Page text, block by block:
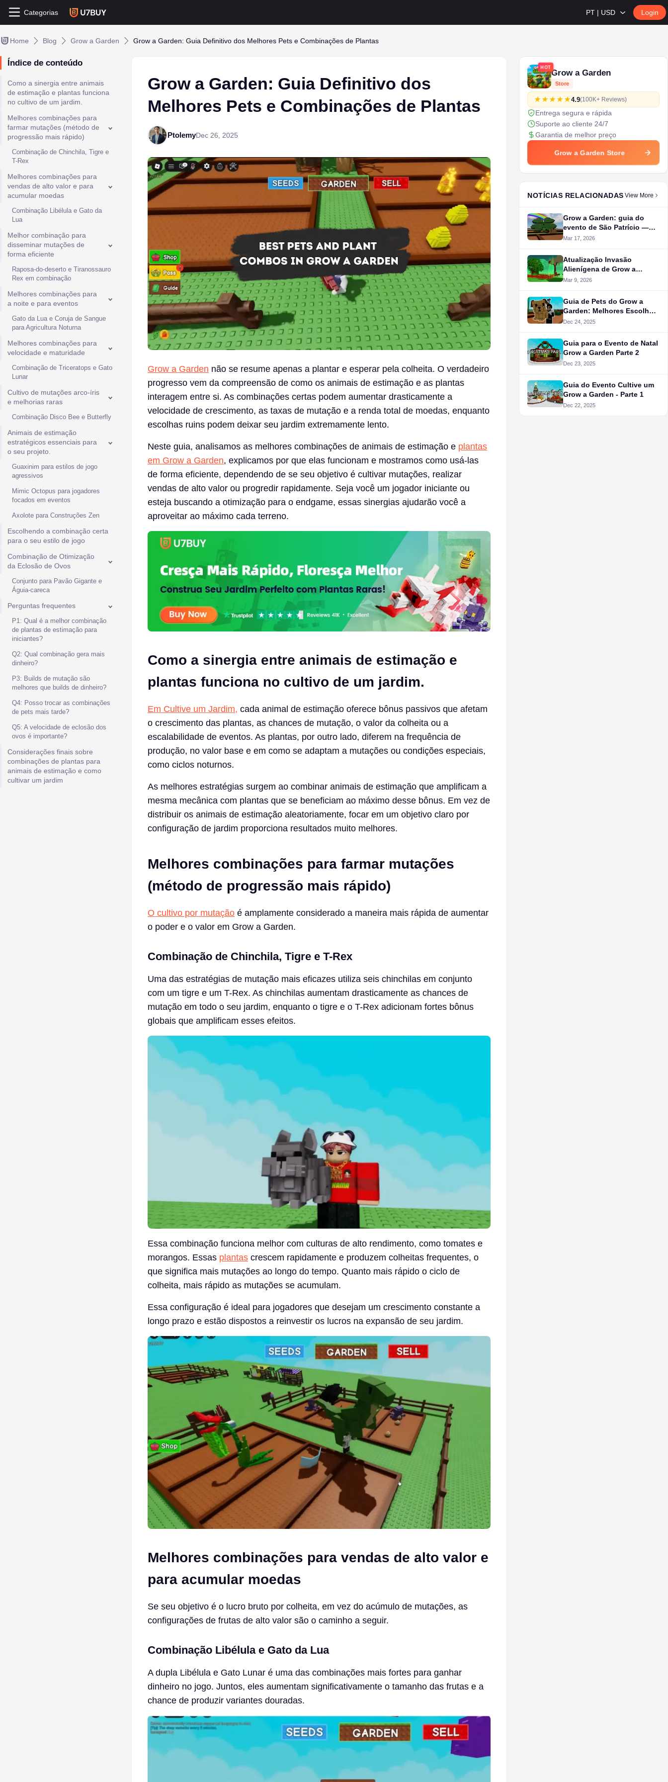
Categorias PT | USD Login
Home Blog Grow a Garden Grow a Garden: Guia Definitivo dos Melhores Pets e Combinações de Plantas
Índice de conteúdo
Como a sinergia entre animais
de estimação e plantas funciona
no cultivo de um jardim.
Melhores combinações para
farmar mutações (método de
progressão mais rápido)
Combinação de Chinchila, Tigre e
T-Rex
Melhores combinações para
vendas de alto valor e para
acumular moedas
Combinação Libélula e Gato da
Lua
Melhor combinação para
disseminar mutações de
forma eficiente
Raposa-do-deserto e Tiranossauro
Rex em combinação
Melhores combinações para
a noite e para eventos
Gato da Lua e Coruja de Sangue
para Agricultura Noturna
Melhores combinações para
velocidade e maturidade
Combinação de Triceratops e Gato
Lunar
Cultivo de mutações arco-íris
e melhorias raras
Combinação Disco Bee e Butterfly
Animais de estimação
estratégicos essenciais para
o seu projeto.
Guaxinim para estilos de jogo
agressivos
Mimic Octopus para jogadores
focados em eventos
Axolote para Construções Zen
Escolhendo a combinação certa
para o seu estilo de jogo
Combinação de Otimização
da Eclosão de Ovos
Conjunto para Pavão Gigante e
Águia-careca
Perguntas frequentes
P1: Qual é a melhor combinação
de plantas de estimação para
iniciantes?
Q2: Qual combinação gera mais
dinheiro?
P3: Builds de mutação são
melhores que builds de dinheiro?
Q4: Posso trocar as combinações
de pets mais tarde?
Q5: A velocidade de eclosão dos
ovos é importante?
Considerações finais sobre
combinações de plantas para
animais de estimação e como
cultivar um jardim
Grow a Garden: Guia Definitivo dos
Melhores Pets e Combinações de Plantas
PtolemyDec 26, 2025
Grow a Garden não se resume apenas a plantar e esperar pela colheita. O verdadeiro
progresso vem da compreensão de como os animais de estimação e as plantas
interagem entre si. As combinações certas podem aumentar drasticamente a
velocidade de crescimento, as taxas de mutação e a renda total de moedas, enquanto
escolhas ruins podem deixar seu jardim extremamente lento.
Neste guia, analisamos as melhores combinações de animais de estimação e plantas
em Grow a Garden, explicamos por que elas funcionam e mostramos como usá-las
de forma eficiente, dependendo de se seu objetivo é cultivar mutações, realizar
vendas de alto valor ou progredir rapidamente. Seja você um jogador iniciante ou
esteja buscando a otimização para o endgame, essas sinergias ajudarão você a
aproveitar ao máximo cada terreno.
Como a sinergia entre animais de estimação e
plantas funciona no cultivo de um jardim.
Em Cultive um Jardim, cada animal de estimação oferece bônus passivos que afetam
o crescimento das plantas, as chances de mutação, o valor da colheita ou a
escalabilidade de eventos. As plantas, por outro lado, diferem na frequência de
produção, no valor base e em como se adaptam a mutações ou condições especiais,
como ciclos noturnos.
As melhores estratégias surgem ao combinar animais de estimação que amplificam a
mesma mecânica com plantas que se beneficiam ao máximo desse bônus. Em vez de
distribuir os animais de estimação aleatoriamente, focar em um objetivo claro por
configuração de jardim proporciona resultados muito melhores.
Melhores combinações para farmar mutações
(método de progressão mais rápido)
O cultivo por mutação é amplamente considerado a maneira mais rápida de aumentar
o poder e o valor em Grow a Garden.
Combinação de Chinchila, Tigre e T-Rex
Uma das estratégias de mutação mais eficazes utiliza seis chinchilas em conjunto
com um tigre e um T-Rex. As chinchilas aumentam drasticamente as chances de
mutação em todo o seu jardim, enquanto o tigre e o T-Rex adicionam fortes bônus
globais que amplificam esses efeitos.
Essa combinação funciona melhor com culturas de alto rendimento, como tomates e
morangos. Essas plantas crescem rapidamente e produzem colheitas frequentes, o
que significa mais mutações ao longo do tempo. Quanto mais rápido o ciclo de
colheita, mais rápido as mutações se acumulam.
Essa configuração é ideal para jogadores que desejam um crescimento constante a
longo prazo e estão dispostos a reinvestir os lucros na expansão de seu jardim.
Melhores combinações para vendas de alto valor e
para acumular moedas
Se seu objetivo é o lucro bruto por colheita, em vez do acúmulo de mutações, as
configurações de frutas de alto valor são o caminho a seguir.
Combinação Libélula e Gato da Lua
A dupla Libélula e Gato Lunar é uma das combinações mais fortes para ganhar
dinheiro no jogo. Juntos, eles aumentam significativamente o tamanho das frutas e a
chance de produzir variantes douradas.
HOT
Grow a Garden
Store
4.9(100K+ Reviews)
Entrega segura e rápida
Suporte ao cliente 24/7
Garantia de melhor preço
Grow a Garden Store
NOTÍCIAS RELACIONADAS View More
Grow a Garden: guia do
evento de São Patrício —
Rainbow e Semente de
Mar 17, 2026
Atualização Invasão
Alienígena de Grow a
Garden
Mar 9, 2026
Guia de Pets do Grow a
Garden: Melhores Escolhas,
Habilidades e Dicas
Dec 24, 2025
Guia para o Evento de Natal
Grow a Garden Parte 2
Dec 23, 2025
Guia do Evento Cultive um
Grow a Garden - Parte 1
Dec 22, 2025